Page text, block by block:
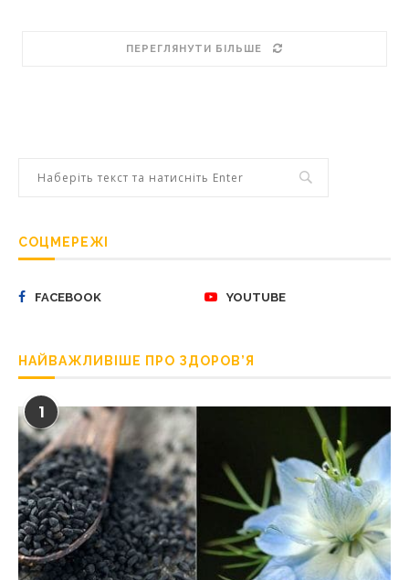
ПЕРЕГЛЯНУТИ БІЛЬШЕ
СОЦМЕРЕЖІ
FACEBOOK YOUTUBE
НАЙВАЖЛИВІШЕ ПРО ЗДОРОВ’Я
1